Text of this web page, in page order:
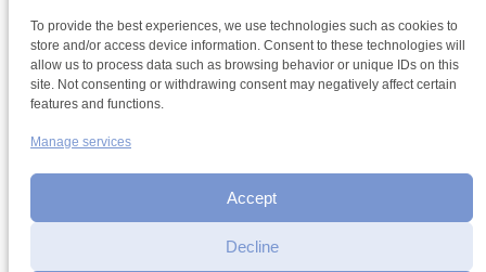
To provide the best experiences, we use technologies such as cookies to
store and/or access device information. Consent to these technologies will
allow us to process data such as browsing behavior or unique IDs on this
site. Not consenting or withdrawing consent may negatively affect certain
features and functions.
Manage services
Accept
Decline
Find a youth hostel
Discover activities
School Trips and group excursions
Teambuilding
Youth Hostels Luxembourg NPO